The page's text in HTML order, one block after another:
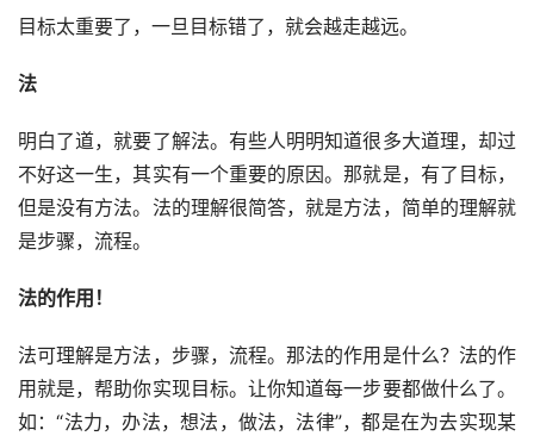
目标太重要了，一旦目标错了，就会越走越远。
法
明白了道，就要了解法。有些人明明知道很多大道理，却过
不好这一生，其实有一个重要的原因。那就是，有了目标，
但是没有方法。法的理解很简答，就是方法，简单的理解就
是步骤，流程。
法的作用！
法可理解是方法，步骤，流程。那法的作用是什么？法的作
用就是，帮助你实现目标。让你知道每一步要都做什么了。
如：“法力，办法，想法，做法，法律”，都是在为去实现某